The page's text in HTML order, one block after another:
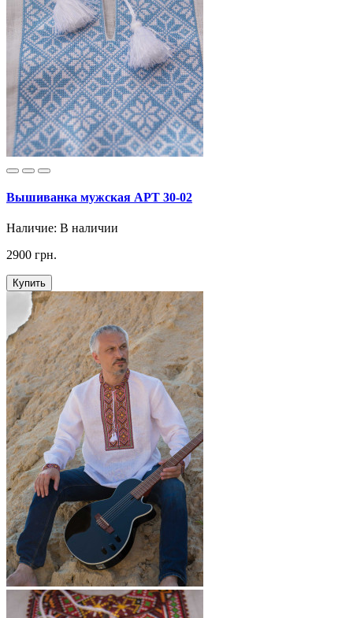
Вышиванка мужская АРТ 30-02
Наличие: В наличии
2900 грн.
Купить